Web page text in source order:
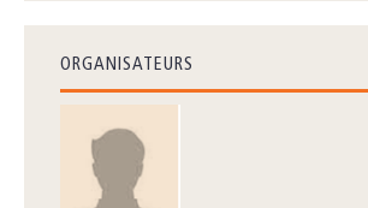
ORGANISATEURS